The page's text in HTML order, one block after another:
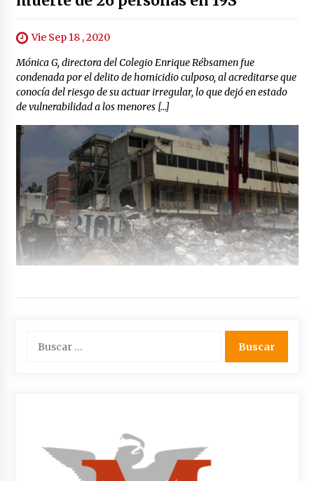
Vie Sep 18 , 2020
Mónica G, directora del Colegio Enrique Rébsamen fue
condenada por el delito de homicidio culposo, al acreditarse que
conocía del riesgo de su actuar irregular, lo que dejó en estado
de vulnerabilidad a los menores […]